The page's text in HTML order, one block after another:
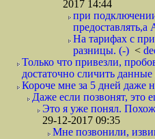
2017 14:44
при
предоставлять,а
На тарифах с
разницы. (-) <
Только что привезли,
достаточно сличить
Короче мне за 5 дней даже
Даже если позвонят, это
Это я уже понял.
29-12-2017 09:35
Мне позвонили,